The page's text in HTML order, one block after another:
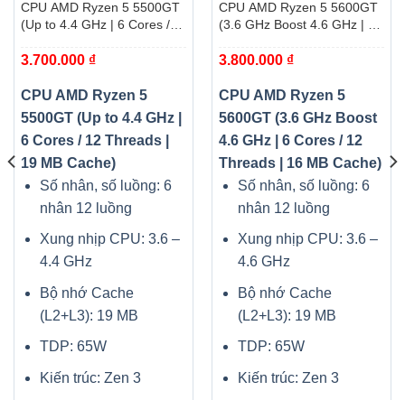
CPU AMD Ryzen 5 5500GT
(Up to 4.4 GHz | 6 Cores /
3.700.000 ₫
CPU AMD Ryzen 5
5500GT (Up to 4.4 GHz |
6 Cores / 12 Threads |
19 MB Cache)
Số nhân, số luồng: 6
nhân 12 luồng
Xung nhịp CPU: 3.6 –
4.4 GHz
Bộ nhớ Cache
(L2+L3): 19 MB
TDP: 65W
Kiến trúc: Zen 3
CPU AMD Ryzen 5 5600GT
(3.6 GHz Boost 4.6 GHz | 6
Cache)
3.800.000 ₫
CPU AMD Ryzen 5
5600GT (3.6 GHz Boost
4.6 GHz | 6 Cores / 12
Threads | 16 MB Cache)
Số nhân, số luồng: 6
nhân 12 luồng
Xung nhịp CPU: 3.6 –
4.6 GHz
Bộ nhớ Cache
(L2+L3): 19 MB
TDP: 65W
Kiến trúc: Zen 3
₫.